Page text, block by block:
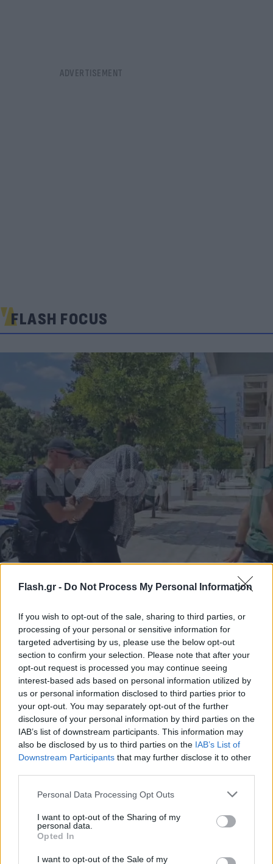
Flash.gr - Do Not Process My Personal Information
If you wish to opt-out of the sale, sharing to third parties, or
processing of your personal or sensitive information for
targeted advertising by us, please use the below opt-out
section to confirm your selection. Please note that after your
opt-out request is processed you may continue seeing
interest-based ads based on personal information utilized by
us or personal information disclosed to third parties prior to
your opt-out. You may separately opt-out of the further
disclosure of your personal information by third parties on the
IAB’s list of downstream participants. This information may
also be disclosed by us to third parties on the IAB’s List of
Downstream Participants that may further disclose it to other
Please note that this website/app uses one or more Google
not limited to your visit or usage behaviour. You may click to
grant or deny consent to Google and its third-party tags to
use your data for below specified purposes in below Google
consent section.
Personal Data Processing Opt Outs
I want to opt-out of the Sharing of my
personal data.
Opted In
I want to opt-out of the Sale of my
FLASH FOCUS
«Έλεγε να μην ρωτούν για τον πατέρα του»:
Τι αποκαλύπτει στον FLASH συγγενής του
55χρονου ξενοδόχου
05.08.2026